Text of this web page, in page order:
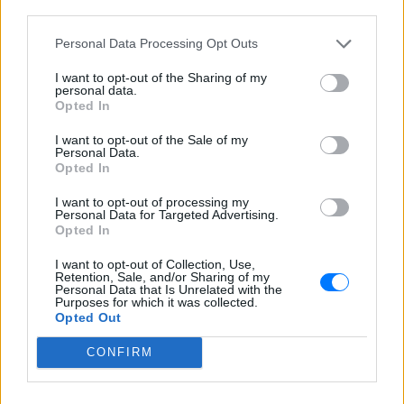
Personal Data Processing Opt Outs
I want to opt-out of the Sharing of my
personal data.
Opted In
I want to opt-out of the Sale of my
Personal Data.
Opted In
I want to opt-out of processing my
Personal Data for Targeted Advertising.
Opted In
I want to opt-out of Collection, Use,
Retention, Sale, and/or Sharing of my
Personal Data that Is Unrelated with the
Purposes for which it was collected.
Opted Out
CONFIRM
ΔΕΙΤΕ ΕΠΙΣΗΣ